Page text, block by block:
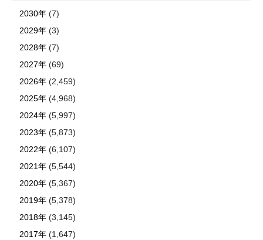
2030年(7)
2029年(3)
2028年(7)
2027年(69)
2026年(2,459)
2025年(4,968)
2024年(5,997)
2023年(5,873)
2022年(6,107)
2021年(5,544)
2020年(5,367)
2019年(5,378)
2018年(3,145)
2017年(1,647)